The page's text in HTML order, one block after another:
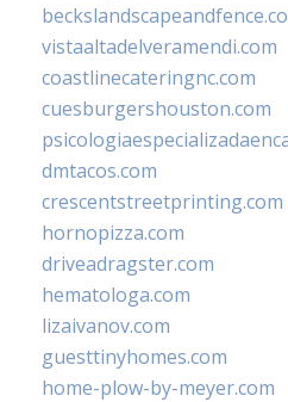
vistaaltadelveramendi.com
coastlinecateringnc.com
cuesburgershouston.com
dmtacos.com
crescentstreetprinting.com
hornopizza.com
driveadragster.com
hematologa.com
lizaivanov.com
guesttinyhomes.com
home-plow-by-meyer.com